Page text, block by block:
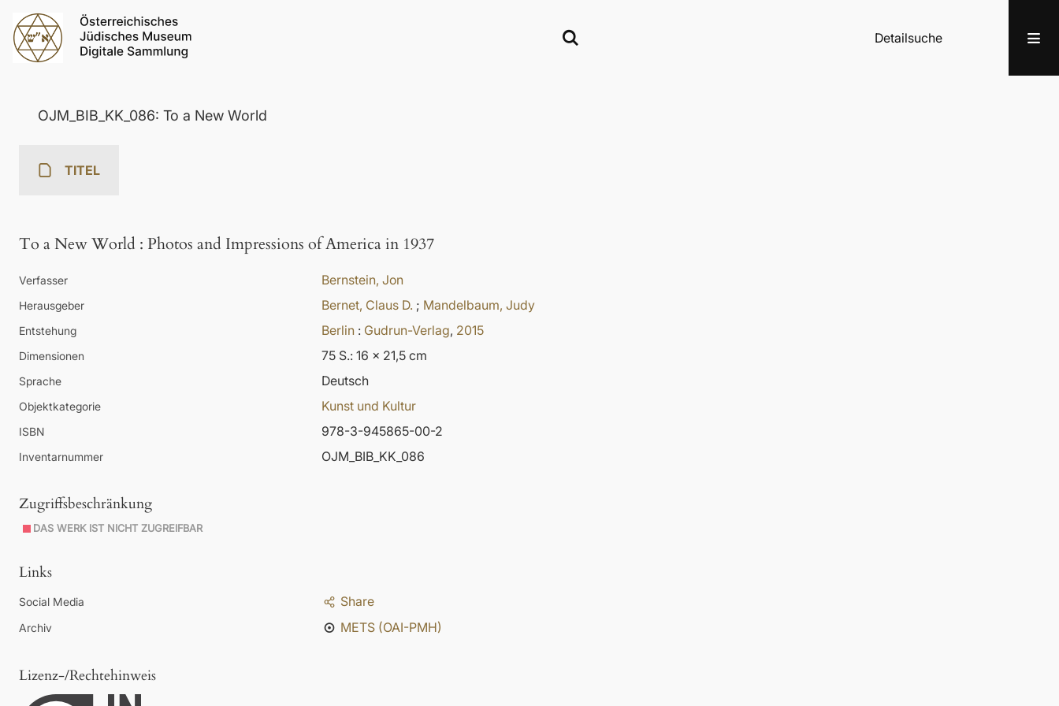
Detailsuche
OJM_BIB_KK_086: To a New World
TITEL
To a New World : Photos and Impressions of America in 1937
Verfasser Bernstein, Jon
Herausgeber Bernet, Claus D. ; Mandelbaum, Judy
Entstehung Berlin : Gudrun-Verlag, 2015
Dimensionen 75 S.: 16 x 21,5 cm
Sprache Deutsch
Objektkategorie Kunst und Kultur
ISBN 978-3-945865-00-2
Inventarnummer OJM_BIB_KK_086
Zugriffsbeschränkung
DAS WERK IST NICHT ZUGREIFBAR
Links
Social Media Share
Archiv METS (OAI-PMH)
Lizenz-/Rechtehinweis